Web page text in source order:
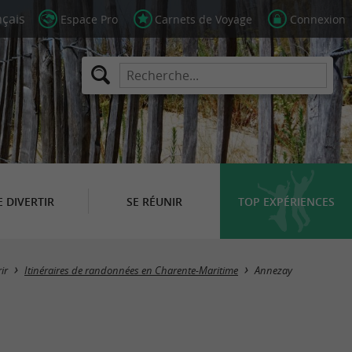
Espace Pro Carnets de Voyage Connexion
DIVERTIR SE RÉUNIR TOP EXPÉRIENCES
Masquer la carte
Itinéraires de randonnées en Charente-Maritime Annezay